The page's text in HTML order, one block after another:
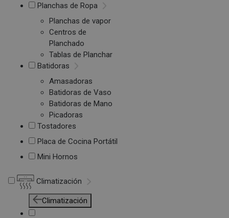
Planchas de Ropa
Planchas de vapor
Centros de
Planchado
Tablas de Planchar
Batidoras
Amasadoras
Batidoras de Vaso
Batidoras de Mano
Picadoras
Tostadores
Placa de Cocina Portátil
Mini Hornos
Climatización
Climatización